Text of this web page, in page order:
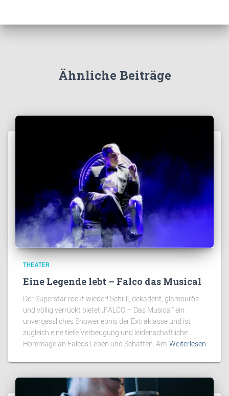
Ähnliche Beiträge
THEATER
Eine Legende lebt – Falco das Musical
Der Superstar rockt wieder! Schrill, dekadent, glamourös
und völlig verrückt bietet „FALCO – Das Musical“ ein
unvergessliches Showerlebnis der Extraklasse und ist
zugleich eine tiefe Verbeugung und leidenschaftliche
Hommage an Falcos Leben und Schaffen. Am Weiterlesen